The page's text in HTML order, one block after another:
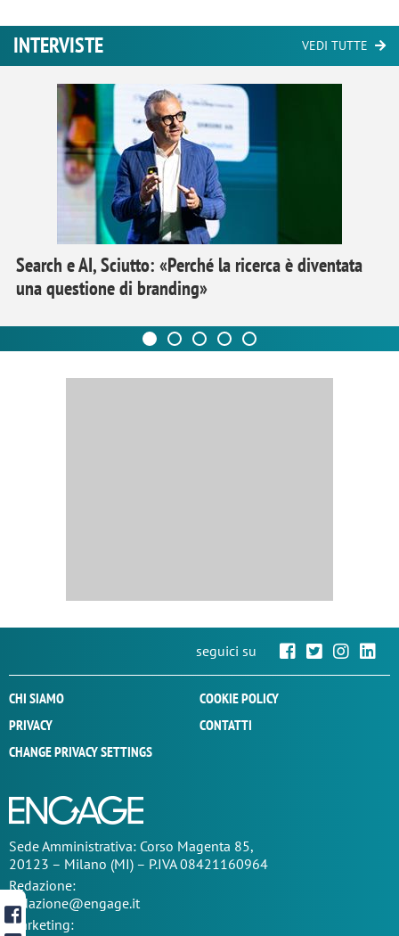
INTERVISTE VEDI TUTTE
Search e AI, Sciutto: «Perché la ricerca è diventata
una questione di branding»
seguici su
CHI SIAMO
COOKIE POLICY
PRIVACY
CONTATTI
CHANGE PRIVACY SETTINGS
SedeAmministrativa: Corso Magenta 85,
20123 – Milano (MI) – P.IVA 08421160964
Redazione:
redazione@engage.it
Marketing: